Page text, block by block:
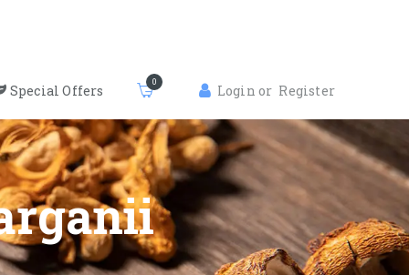
Special Offers
0
Login or Register